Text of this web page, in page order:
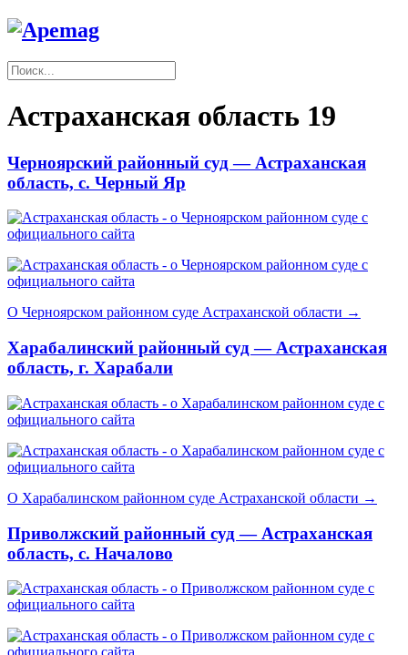
Астраханская область 19
Черноярский районный суд — Астраханская
область, с. Черный Яр
О Черноярском районном суде Астраханской области →
Харабалинский районный суд — Астраханская
область, г. Харабали
О Харабалинском районном суде Астраханской области →
Приволжский районный суд — Астраханская
область, с. Началово